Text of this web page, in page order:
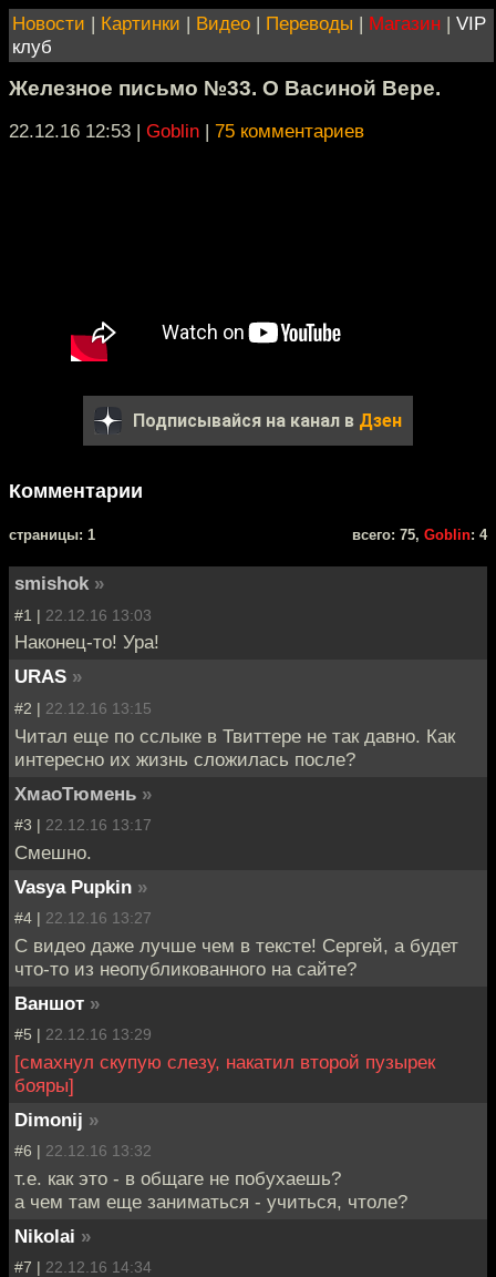
Новости | Картинки | Видео | Переводы | Магазин | VIP
клуб
Железное письмо №33. О Васиной Вере.
22.12.16 12:53 | Goblin | 75 комментариев
Подписывайся на канал в Дзен
Комментарии
cтраницы: 1 всего: 75, Goblin: 4
smishok »
#1 | 22.12.16 13:03
Наконец-то! Ура!
URAS »
#2 | 22.12.16 13:15
Читал еще по сслыке в Твиттере не так давно. Как
интересно их жизнь сложилась после?
ХмаоТюмень »
#3 | 22.12.16 13:17
Смешно.
Vasya Pupkin »
#4 | 22.12.16 13:27
С видео даже лучше чем в тексте! Сергей, а будет
что-то из неопубликованного на сайте?
Ваншот »
#5 | 22.12.16 13:29
[смахнул скупую слезу, накатил второй пузырек
бояры]
Dimonij »
#6 | 22.12.16 13:32
т.е. как это - в общаге не побухаешь?
а чем там еще заниматься - учиться, чтоле?
Nikolai »
#7 | 22.12.16 14:34